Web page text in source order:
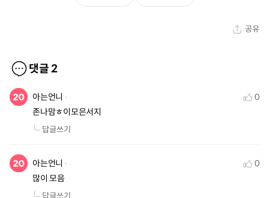
공유
댓글2
아는언니
0
존나맘ㅎ이모은서지
답글쓰기
아는언니
0
많이 모음
답글쓰기